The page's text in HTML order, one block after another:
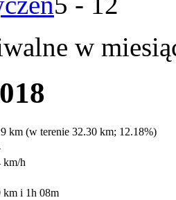
w
km (w terenie 32.30 km; 12.18%)
km/h
km i 1h 08m